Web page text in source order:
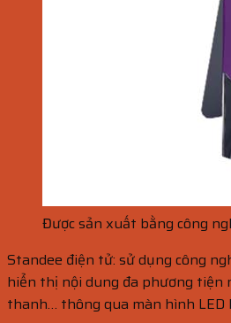
Được sản xuất bằng công
Standee điện tử: sử dụng công
hiển thị nội dung đa phương tiện
thanh… thông qua màn hình LED